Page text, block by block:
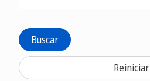
Buscar
Reiniciar